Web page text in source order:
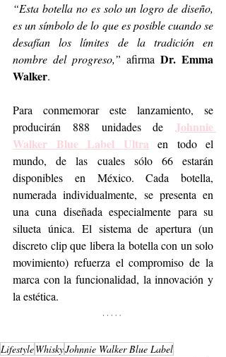
“Esta botella no es solo un logro de diseño,
es un símbolo de lo que es posible cuando se
desafían los límites de la tradición en
nombre del progreso,” afirma Dr. Emma
Walker.
Para conmemorar este lanzamiento, se
producirán 888 unidades de Johnnie
Walker Blue Label Ultra en todo el
mundo, de las cuales sólo 66 estarán
disponibles en México. Cada botella,
numerada individualmente, se presenta en
una cuna diseñada especialmente para su
silueta única. El sistema de apertura (un
discreto clip que libera la botella con un solo
movimiento) refuerza el compromiso de la
marca con la funcionalidad, la innovación y
la estética.
LifestyleWhiskyJohnnie Walker Blue Label